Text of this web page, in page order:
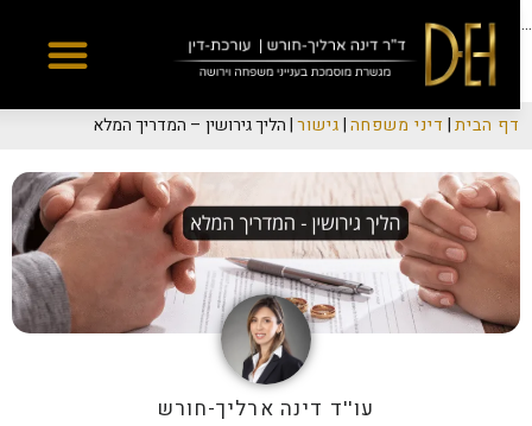
Yes
...
דף הבית|דיני משפחה|גישור|הליך גירושין – המדריך המלא
עו''ד דינה ארליך-חורש